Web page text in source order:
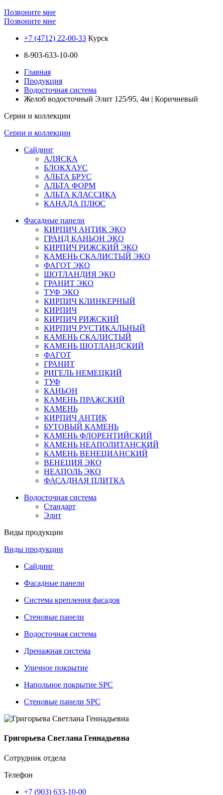
Позвоните мне
Позвоните мне
+7 (4712) 22-00-33 Курск
8-903-633-10-00
Главная
Продукция
Водосточная система
Желоб водосточный Элит 125/95, 4м | Коричневый
Серии и коллекции
Серии и коллекции
Сайдинг
АЛЯСКА
БЛОКХАУС
АЛЬТА БРУС
АЛЬТА ФОРМ
АЛЬТА КЛАССИКА
КАНАДА ПЛЮС
Фасадные панели
КИРПИЧ АНТИК ЭКО
ГРАНД КАНЬОН ЭКО
КИРПИЧ РИЖСКИЙ ЭКО
КАМЕНЬ СКАЛИСТЫЙ ЭКО
ФАГОТ ЭКО
ШОТЛАНДИЯ ЭКО
ГРАНИТ ЭКО
ТУФ ЭКО
КИРПИЧ КЛИНКЕРНЫЙ
КИРПИЧ
КИРПИЧ РИЖСКИЙ
КИРПИЧ РУСТИКАЛЬНЫЙ
КАМЕНЬ СКАЛИСТЫЙ
КАМЕНЬ ШОТЛАНДСКИЙ
ФАГОТ
ГРАНИТ
РИГЕЛЬ НЕМЕЦКИЙ
ТУФ
КАНЬОН
КАМЕНЬ ПРАЖСКИЙ
КАМЕНЬ
КИРПИЧ АНТИК
БУТОВЫЙ КАМЕНЬ
КАМЕНЬ ФЛОРЕНТИЙСКИЙ
КАМЕНЬ НЕАПОЛИТАНСКИЙ
КАМЕНЬ ВЕНЕЦИАНСКИЙ
ВЕНЕЦИЯ ЭКО
НЕАПОЛЬ ЭКО
ФАСАДНАЯ ПЛИТКА
Водосточная система
Стандарт
Элит
Виды продукции
Виды продукции
Сайдинг
Фасадные панели
Система крепления фасадов
Стеновые панели
Водосточная система
Дренажная система
Уличное покрытие
Напольное покрытие SPC
Стеновые панели SPC
Григорьева Светлана Геннадьевна
Сотрудник отдела
Телефон
+7 (903) 633-10-00